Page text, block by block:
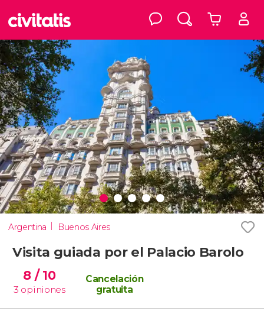
Argentina Buenos Aires
Visita guiada por el Palacio Barolo
8 / 10
3 opiniones
Cancelación
gratuita